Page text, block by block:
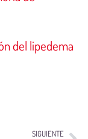
del lipedema
SIGUIENTE